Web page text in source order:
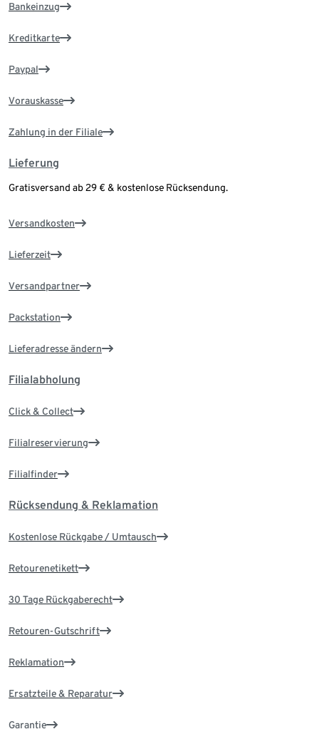
Bankeinzug
Kreditkarte
Paypal
Vorauskasse
Zahlung in der Filiale
Lieferung
Gratisversand ab 29 € & kostenlose Rücksendung.
Versandkosten
Lieferzeit
Versandpartner
Packstation
Lieferadresse ändern
Filialabholung
Click & Collect
Filialreservierung
Filialfinder
Rücksendung & Reklamation
Kostenlose Rückgabe / Umtausch
Retourenetikett
30 Tage Rückgaberecht
Retouren-Gutschrift
Reklamation
Ersatzteile & Reparatur
Garantie